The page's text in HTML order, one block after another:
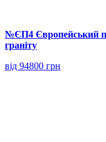
№ЄП4 Європейський
граніту
від 94800 грн